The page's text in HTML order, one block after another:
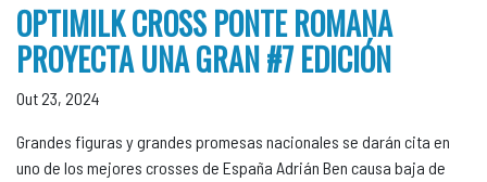
OPTIMILK CROSS PONTE ROMANA
PROYECTA UNA GRAN #7 EDICIÓN
Out 23, 2024
Grandes figuras y grandes promesas nacionales se darán cita en
uno de los mejores crosses de España Adrián Ben causa baja de